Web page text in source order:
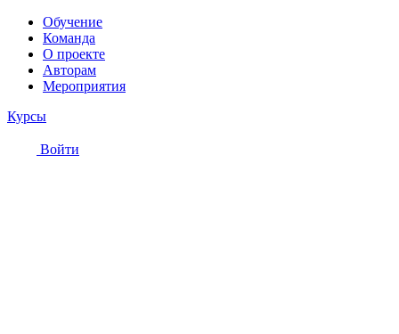
Обучение
Команда
О проекте
Авторам
Мероприятия
Курсы
Войти